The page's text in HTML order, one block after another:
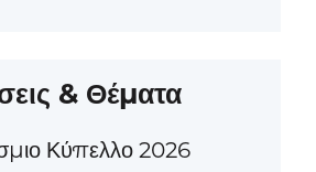
& Θέματα
Κύπελλο 2026